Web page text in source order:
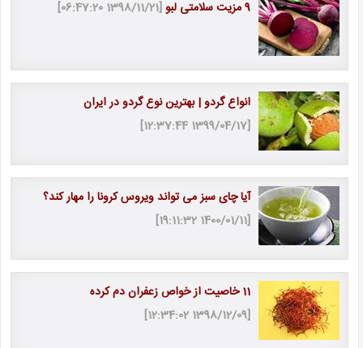
9 مزیت سلامتی لبو [1398/11/21 06:47:20]
انواع گردو | بهترین نوع گردو در ایران
[1399/04/17 12:37:44]
آیا چای سبز می تواند ویروس کرونا را مهار کند؟
[1400/01/11 19:11:32]
11 خاصیت از خواص زعفران دم كرده
[1398/12/09 12:34:02]